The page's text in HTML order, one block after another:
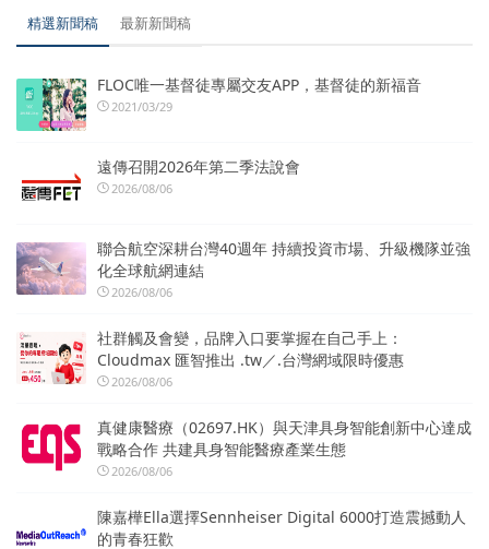
精選新聞稿 最新新聞稿
FLOC唯一基督徒專屬交友APP，基督徒的新福音
2021/03/29
遠傳召開2026年第二季法說會
2026/08/06
聯合航空深耕台灣40週年 持續投資市場、升級機隊並強
化全球航網連結
2026/08/06
社群觸及會變，品牌入口要掌握在自己手上：
Cloudmax 匯智推出 .tw／.台灣網域限時優惠
2026/08/06
真健康醫療（02697.HK）與天津具身智能創新中心達成
戰略合作 共建具身智能醫療產業生態
2026/08/06
陳嘉樺Ella選擇Sennheiser Digital 6000打造震撼動人
的青春狂歡